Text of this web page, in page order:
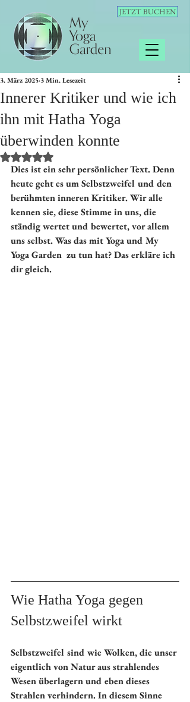
JETZT BUCHEN
Innerer Kritiker und wie ich
ihn mit Hatha Yoga
überwinden konnte
3. März 2025 3 Min. Lesezeit
Mit NaN von 5 Sternen bewertet.
Dies ist ein sehr persönlicher Text. Denn
heute geht es um Selbstzweifel und den
berühmten inneren Kritiker. Wir alle
kennen sie, diese Stimme in uns, die
ständig wertet und bewertet, vor allem
uns selbst. Was das mit Yoga und My
Yoga Garden  zu tun hat? Das erkläre ich
dir gleich.
Wie Hatha Yoga gegen
Selbstzweifel wirkt
Selbstzweifel sind wie Wolken, die unser
eigentlich von Natur aus strahlendes
Wesen überlagern und eben dieses
Strahlen verhindern. In diesem Sinne